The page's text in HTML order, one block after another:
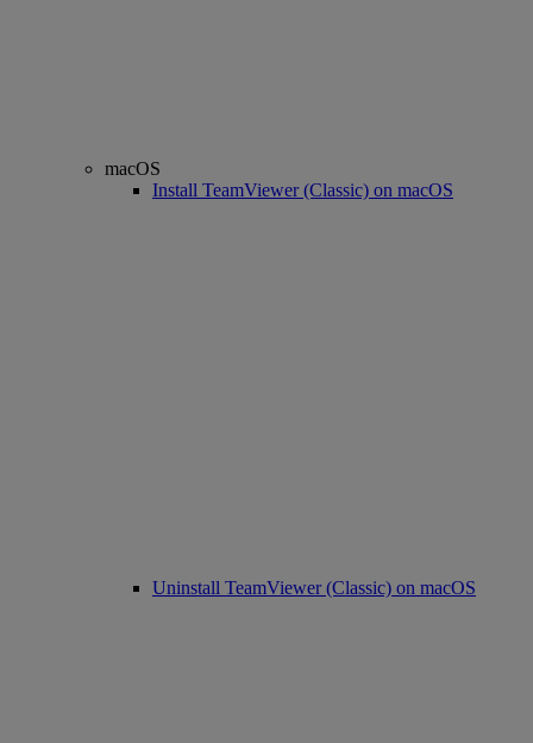
macOS
Install TeamViewer (Classic) on macOS
Uninstall TeamViewer (Classic) on macOS